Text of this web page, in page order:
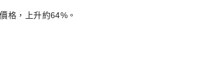
格，上升約64%。